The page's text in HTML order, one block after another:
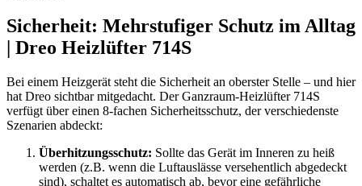
Sicherheit: Mehrstufiger Schutz im Alltag
| Dreo Heizlüfter 714S
Bei einem Heizgerät steht die Sicherheit an oberster Stelle – und hier
hat Dreo sichtbar mitgedacht. Der Ganzraum-Heizlüfter 714S
verfügt über einen 8-fachen Sicherheitsschutz, der verschiedenste
Szenarien abdeckt:
Überhitzungsschutz: Sollte das Gerät im Inneren zu heiß
werden (z.B. wenn die Luftauslässe versehentlich abgedeckt
sind), schaltet es automatisch ab, bevor eine gefährliche